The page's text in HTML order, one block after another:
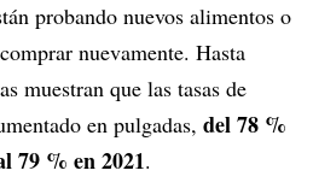
probando nuevos alimentos o
nuevamente. Hasta
muestran que las tasas de
en pulgadas, del 78 %
79 % en 2021.